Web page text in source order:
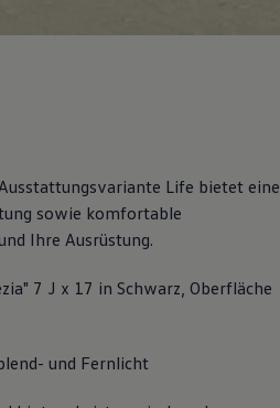
und Elektronik
Ladekabel
Apps, Login und Shop
Life bietet eine
sowie komfortable
Ihre Ausrüstung.
7 J x 17 in Schwarz, Oberfläche
und Fernlicht